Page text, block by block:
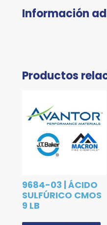
Información
Productos
9684-03 | ÁCIDO
SULFÚRICO CMOS
9 LB